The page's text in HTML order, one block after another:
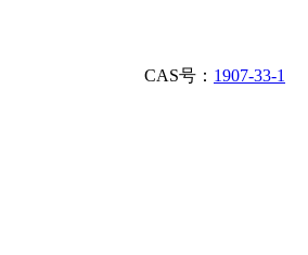
CAS号： 1907-33-1